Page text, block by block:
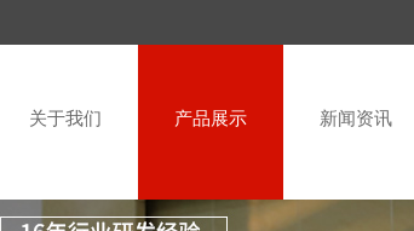
关于我们 产品展示 新闻资讯